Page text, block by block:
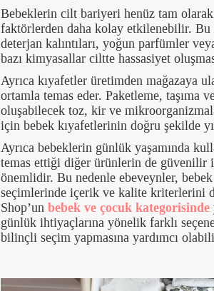
Bebeklerin cilt bariyeri henüz tam
faktörlerden daha kolay etkilenebilir. Bu
deterjan kalıntıları, yoğun parfümler
bazı kimyasallar ciltte hassasiyet
Ayrıca kıyafetler üretimden mağazaya
ortamla temas eder. Paketleme, taşıma
oluşabilecek toz, kir ve
için bebek kıyafetlerinin doğru şekilde
Ayrıca bebeklerin günlük yaşamında
temas ettiği diğer ürünlerin de güvenilir
önemlidir. Bu nedenle ebeveynler,
seçimlerinde içerik ve kalite kriterlerini
Shop’un bebek ve çocuk kategorisinde
günlük ihtiyaçlarına yönelik farklı
bilinçli seçim yapmasına yardımcı